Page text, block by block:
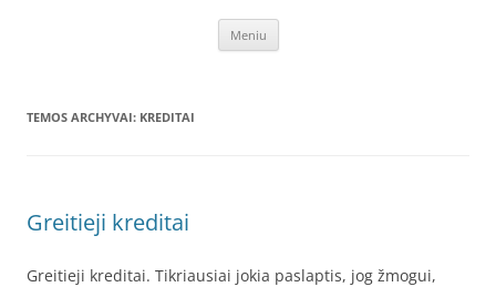
Meniu
TEMOS ARCHYVAI: KREDITAI
Greitieji kreditai
Greitieji kreditai. Tikriausiai jokia paslaptis, jog žmogui,